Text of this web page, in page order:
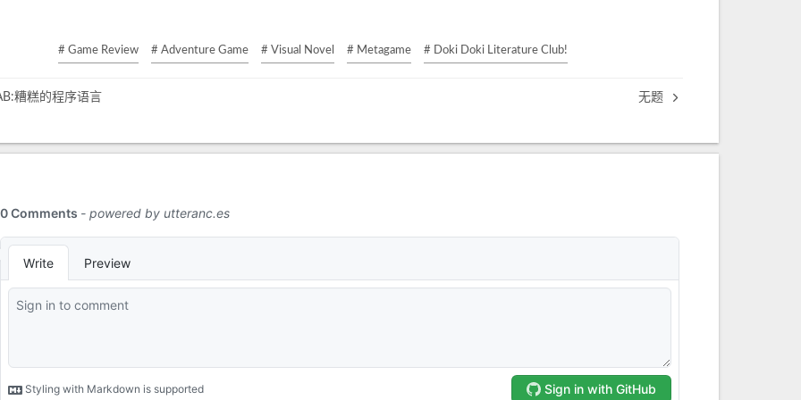
# Game Review # Adventure Game # Visual Novel # Metagame # Doki Doki Literature Club!
糟糕的程序语言 无题